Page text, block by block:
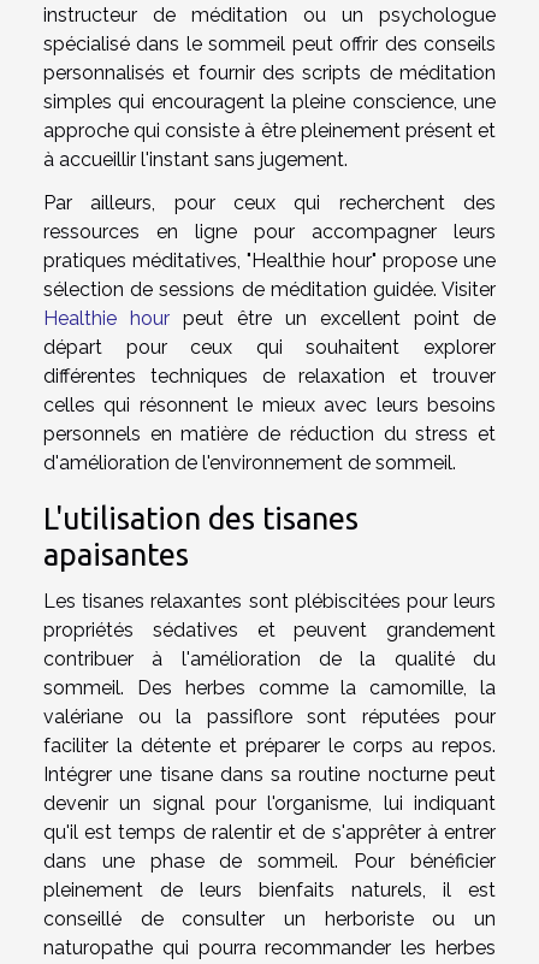
instructeur de méditation ou un psychologue
spécialisé dans le sommeil peut offrir des conseils
personnalisés et fournir des scripts de méditation
simples qui encouragent la pleine conscience, une
approche qui consiste à être pleinement présent et
à accueillir l'instant sans jugement.
Par ailleurs, pour ceux qui recherchent des
ressources en ligne pour accompagner leurs
pratiques méditatives, "Healthie hour" propose une
sélection de sessions de méditation guidée. Visiter
Healthie hour peut être un excellent point de
départ pour ceux qui souhaitent explorer
différentes techniques de relaxation et trouver
celles qui résonnent le mieux avec leurs besoins
personnels en matière de réduction du stress et
d'amélioration de l'environnement de sommeil.
L'utilisation des tisanes
apaisantes
Les tisanes relaxantes sont plébiscitées pour leurs
propriétés sédatives et peuvent grandement
contribuer à l'amélioration de la qualité du
sommeil. Des herbes comme la camomille, la
valériane ou la passiflore sont réputées pour
faciliter la détente et préparer le corps au repos.
Intégrer une tisane dans sa routine nocturne peut
devenir un signal pour l'organisme, lui indiquant
qu'il est temps de ralentir et de s'apprêter à entrer
dans une phase de sommeil. Pour bénéficier
pleinement de leurs bienfaits naturels, il est
conseillé de consulter un herboriste ou un
naturopathe qui pourra recommander les herbes